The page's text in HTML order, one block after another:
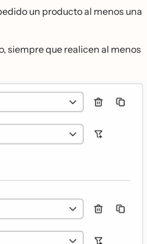
un producto al menos una
siempre que realicen al menos